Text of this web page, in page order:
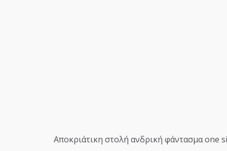
Αποκριάτικη στολή ανδρική φάντασμα one